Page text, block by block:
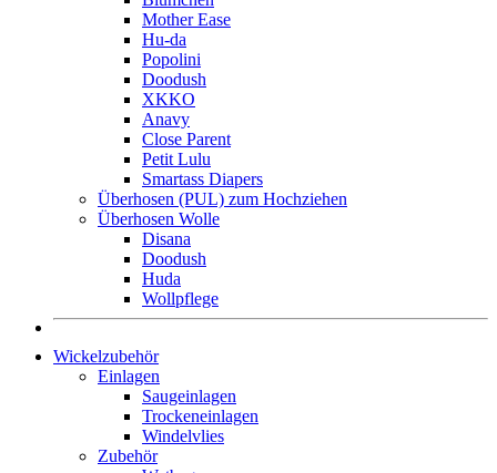
Mother Ease
Hu-da
Popolini
Doodush
XKKO
Anavy
Close Parent
Petit Lulu
Smartass Diapers
Überhosen (PUL) zum Hochziehen
Überhosen Wolle
Disana
Doodush
Huda
Wollpflege
Wickelzubehör
Einlagen
Saugeinlagen
Trockeneinlagen
Windelvlies
Zubehör